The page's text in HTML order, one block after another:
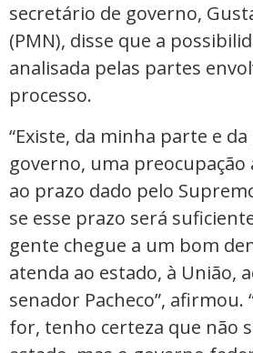
secretário de governo,
(PMN), disse que a
analisada pelas partes
processo.
“Existe, da minha parte e
governo, uma preocupação
ao prazo dado pelo
se esse prazo será
gente chegue a um bom
atenda ao estado, à União,
senador Pacheco”, afirmou.
for, tenho certeza que não